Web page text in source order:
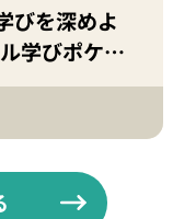
びを深めよ
学びポケッ